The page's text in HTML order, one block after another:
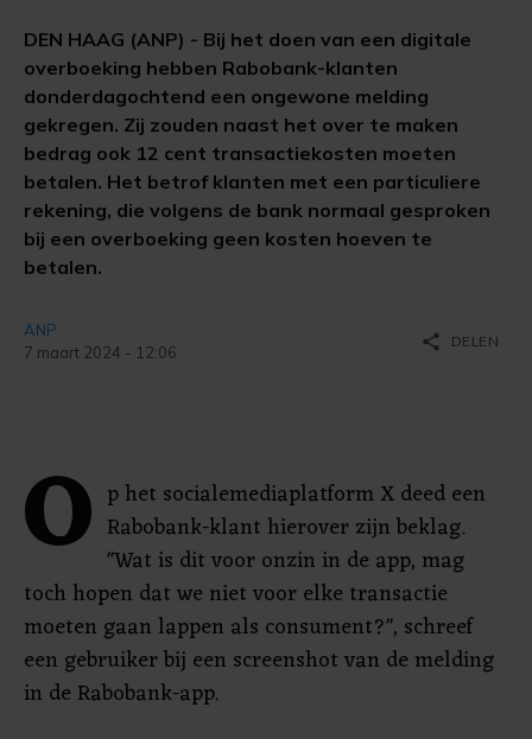
DEN HAAG (ANP) - Bij het doen van een digitale
overboeking hebben Rabobank-klanten
donderdagochtend een ongewone melding
gekregen. Zij zouden naast het over te maken
bedrag ook 12 cent transactiekosten moeten
betalen. Het betrof klanten met een particuliere
rekening, die volgens de bank normaal gesproken
bij een overboeking geen kosten hoeven te
betalen.
ANP
7 maart 2024 - 12:06
share DELEN
O p het socialemediaplatform X deed een
Rabobank-klant hierover zijn beklag.
"Wat is dit voor onzin in de app, mag
toch hopen dat we niet voor elke transactie
moeten gaan lappen als consument?", schreef
een gebruiker bij een screenshot van de melding
in de Rabobank-app.